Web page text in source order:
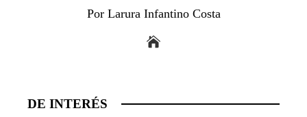
Por Larura Infantino Costa
DE INTERÉS